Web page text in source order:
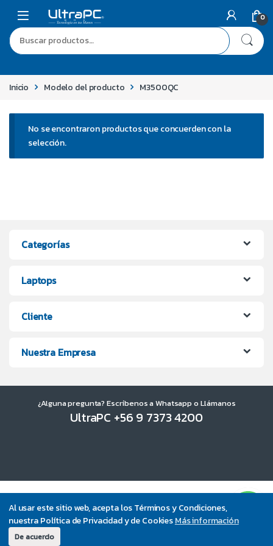
Al usar este sitio web, acepta los Términos y Condiciones,
nuestra Política de Privacidad y de CookiesMás información
De acuerdo
0
Inicio Modelo del producto M3500QC
No se encontraron productos que concuerden con la
selección.
Categorías
Laptops
Cliente
Nuestra Empresa
¿Alguna pregunta? Escríbenos a Whatsapp o Llámanos
UltraPC +56 9 7373 4200